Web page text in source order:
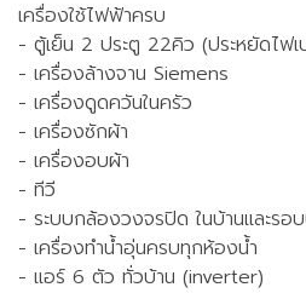
เครื่องใช้ไฟฟ้าครบ
- ตู้เย็น 2 ประตู 22คิว (ประหยัดไฟเ
- เครื่องล้างจาน Siemens
- เครื่องดูดควันในครัว
- เครื่องซักผ้า
- เครื่องอบผ้า
- ทีวี
- ระบบกล้องวงจรปิด ในบ้านและรอ
- เครื่องทำน้ำอุ่นครบทุกห้องน้ำ
- แอร์ 6 ตัว ทั่วบ้าน (inverter)